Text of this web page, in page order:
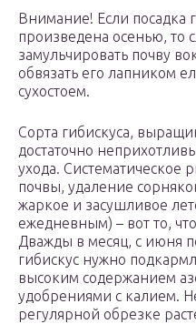
Внимание! Если посадка
произведена осенью, то
замульчировать почву
обвязать его лапником
сухостоем.
Сорта гибискуса,
достаточно
ухода. Систематическое
почвы, удаление
жаркое и засушливое
ежедневным) – вот то,
Дважды в месяц, с июня
гибискус нужно
высоким содержанием
удобрениями с калием.
регулярной обрезке